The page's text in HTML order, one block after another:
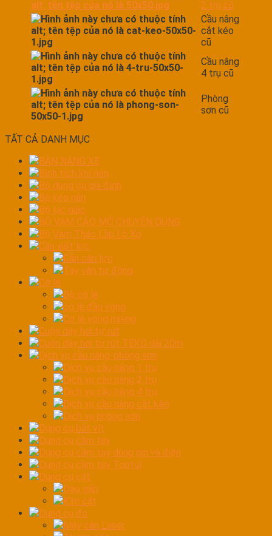
2 trụ cũ
Cầu nâng
cắt kéo
cũ
Cầu nâng
4 trụ cũ
Phòng
sơn cũ
TẤT CẢ DANH MỤC
BÀN NÁNG XE
Bình tích khí nén
Bộ dụng cụ gia đình
Bộ kéo nắn
Bộ lục giác
BỘ VAM CẢO MỞ CHUYÊN DỤNG
Bộ Vam Tháo Lắp Lò Xo
Cần xiết lực
Cần cân lực
Tay vặn tự động
Cờ lê
Bộ cờ lê
cờ lê đầu vòng
Cờ lê vòng miệng
Cuộn dây hơi tự rút
Cuộn dây hơi tự rút TEKO dài 20m
Dịch vụ cầu nâng-phòng sơn
Dịch vụ cầu nâng 1 trụ
Dịch vụ cầu nâng 2 trụ
Dịch vụ cầu nâng 4 trụ
Dịch vụ cầu nâng cắt kéo
Dịch vụ phòng sơn
Dụng cụ bắt vít
Dụng cụ cầm tay
Dụng cụ cầm tay dùng pin và điện
Dụng cụ cầm tay Toptul
Dụng cụ cắt
Dao gấp
Kìm cắt
Dụng cụ đo
Máy cân Laser